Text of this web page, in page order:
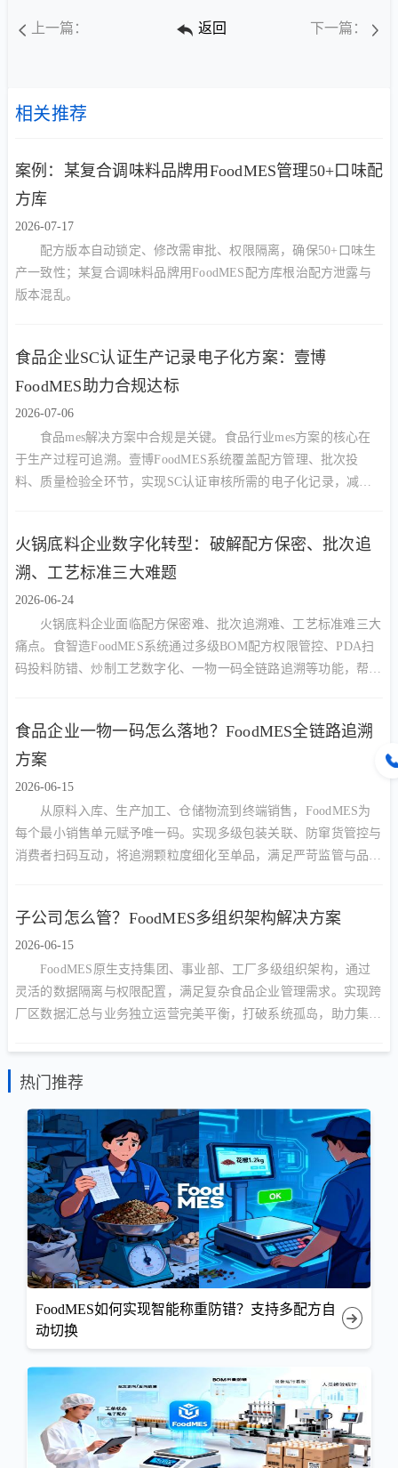
上一篇： 返回 下一篇：
相关推荐
案例：某复合调味料品牌用FoodMES管理50+口味配
方库
2026-07-17
配方版本自动锁定、修改需审批、权限隔离，确保50+口味生
产一致性；某复合调味料品牌用FoodMES配方库根治配方泄露与
版本混乱。
食品企业SC认证生产记录电子化方案：壹博
FoodMES助力合规达标
2026-07-06
食品mes解决方案中合规是关键。食品行业mes方案的核心在
于生产过程可追溯。壹博FoodMES系统覆盖配方管理、批次投
料、质量检验全环节，实现SC认证审核所需的电子化记录，减少
火锅底料企业数字化转型：破解配方保密、批次追
溯、工艺标准三大难题
2026-06-24
火锅底料企业面临配方保密难、批次追溯难、工艺标准难三大
痛点。食智造FoodMES系统通过多级BOM配方权限管控、PDA扫
码投料防错、炒制工艺数字化、一物一码全链路追溯等功能，帮助
食品企业一物一码怎么落地？FoodMES全链路追溯
方案
2026-06-15
从原料入库、生产加工、仓储物流到终端销售，FoodMES为
每个最小销售单元赋予唯一码。实现多级包装关联、防窜货管控与
消费者扫码互动，将追溯颗粒度细化至单品，满足严苛监管与品牌
子公司怎么管？FoodMES多组织架构解决方案
2026-06-15
FoodMES原生支持集团、事业部、工厂多级组织架构，通过
灵活的数据隔离与权限配置，满足复杂食品企业管理需求。实现跨
厂区数据汇总与业务独立运营完美平衡，打破系统孤岛，助力集团
热门推荐
FoodMES如何实现智能称重防错？支持多配方自
动切换